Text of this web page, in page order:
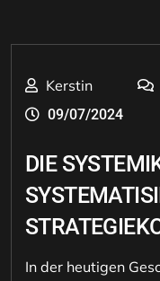
Kerstin
09/07/2024
DIE
In der heutigen